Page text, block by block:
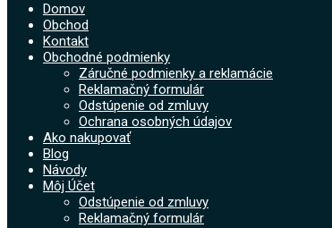
Domov
Obchod
Kontakt
Obchodné podmienky
Záručné podmienky a reklamácie
Reklamačný formulár
Odstúpenie od zmluvy
Ochrana osobných údajov
Ako nakupovať
Blog
Návody
Môj Účet
Odstúpenie od zmluvy
Reklamačný formulár